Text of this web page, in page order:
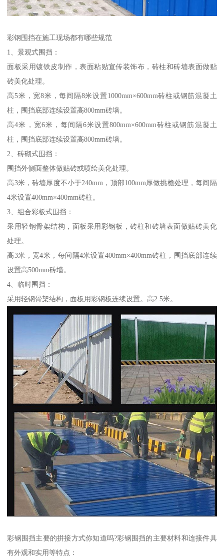
彩钢围挡在施工现场都有哪些规范
1、景观式围挡：
面板采用镀铁皮制作，表面粘贴宣传装饰布，砖柱和砖墙表面做贴
砖美化处理。
高5米，宽8米，每间隔8米设置1000mm×600mm砖柱或钢筋混凝土
柱，围挡底部连续设置高800mm砖墙。
高4米，宽6米，每间隔6米设置800mm×600mm砖柱或钢筋混凝土
柱，围挡底部连续设置高800mm砖墙。
2、砖砌式围挡：
围挡外侧面整体做贴砖或喷绘美化处理。
高3米，砖墙厚度不小于240mm，顶部100mm厚做挑檐处理，每间隔
4米设置400mm×400mm砖柱。
3、组合彩板式围挡：
采用轻钢骨架结构，面板采用彩钢板，砖柱和砖墙表面做贴砖美化
处理。
高3米，宽4米，每间隔4米设置400mm×400mm砖柱，围挡底部连续
设置高500mm砖墙。
4、临时围挡：
采用轻钢骨架结构，面板用彩钢板连续设置。高2.5米。
彩钢围挡主要的拼接方式你知道吗?彩钢围挡的主要材料和连接件具
有外观和实用等特点：